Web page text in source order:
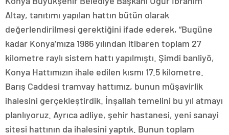
Altay, tanıtımı yapılan hattın bütün olarak
değerlendirilmesi gerektiğini ifade ederek, “Bugüne
kadar Konya’mıza 1986 yılından itibaren toplam 27
kilometre raylı sistem hattı yapılmıştı. Şimdi banliyö,
Konya Hattımızın ihale edilen kısmı 17.5 kilometre.
Barış Caddesi tramvay hattımız, bunun müşavirlik
ihalesini gerçekleştirdik. İnşallah temelini bu yıl atmayı
planlıyoruz. Ayrıca adliye, şehir hastanesi, yeni sanayi
sitesi hattının da ihalesini yaptık. Bunun toplam